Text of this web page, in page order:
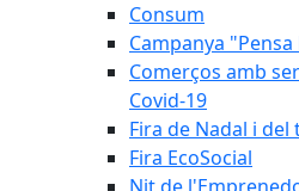
Consum
Campanya
Comerços amb
Covid-19
Fira de Nadal i
Fira EcoSocial